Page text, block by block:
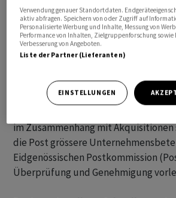
Im Weiteren will der Bundesrat ein
im Zusammenhang mit Akquisitionen
die Post grössere
Eidgenössischen Postkommission
Überprüfung und Genehmigung
Verwendung genauer Standortdaten.
aktiv abfragen. Speichern von oder Zugriff auf
Personalisierte Werbung und Inhalte, Messung von
Performance von Inhalten, Zielgruppenforschung
Verbesserung von Angeboten.
Liste der Partner (Lieferanten)
EINSTELLUNGEN